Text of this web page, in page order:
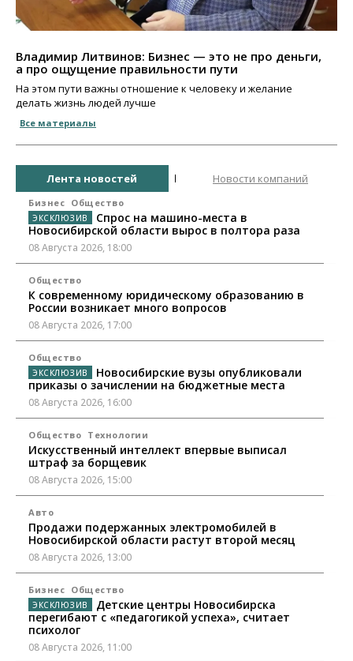
Владимир Литвинов: Бизнес — это не про деньги,
а про ощущение правильности пути
На этом пути важны отношение к человеку и желание
делать жизнь людей лучше
Все материалы
Лента новостей Новости компаний
Бизнес Общество
Спрос на машино-места в
Новосибирской области вырос в полтора раза
08 Августа 2026, 18:00
Общество
К современному юридическому образованию в
России возникает много вопросов
08 Августа 2026, 17:00
Общество
Новосибирские вузы опубликовали
приказы о зачислении на бюджетные места
08 Августа 2026, 16:00
Общество Технологии
Искусственный интеллект впервые выписал
штраф за борщевик
08 Августа 2026, 15:00
Авто
Продажи подержанных электромобилей в
Новосибирской области растут второй месяц
08 Августа 2026, 13:00
Бизнес Общество
Детские центры Новосибирска
перегибают с «педагогикой успеха», считает
психолог
08 Августа 2026, 11:00